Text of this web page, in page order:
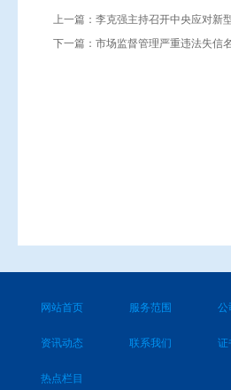
上一篇： 李克强主持召开中央应对新
下一篇： 市场监督管理严重违法失信
网站首页 服务范围 公
资讯动态 联系我们 证
热点栏目